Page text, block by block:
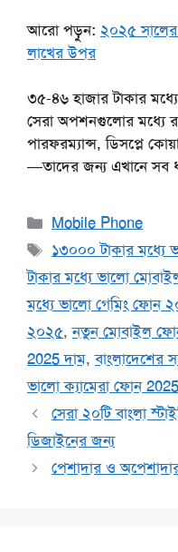
আরো পড়ুন: ২০২৫ সালের
লাখের উপর
৩৫-৪৬ হাজার টাকার
সেরা অপশনগুলোর মধ্যে
পারফরম্যান্স, ডিসপ্লে
—তাদের জন্য এখানে সব
Categories
Mobile Phone
Tags
১৩০০০ টাকার
টাকার মধ্যে ভালো
মধ্যে ভালো গেমিং ফোন
২০২৫,নতুন মোবাইল
2025 দাম,বাংলাদেশের
ভালো ক্যামেরা ফোন 2025
সেরা ২০টি বাংলা
ডিজাইনের জন্য
পেশাদার ও